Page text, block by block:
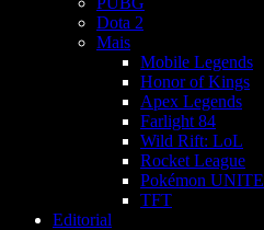
Dota 2
Mais
Mobile Legends
Honor of Kings
Apex Legends
Farlight 84
Wild Rift: LoL
Rocket League
Pokémon UNITE
TFT
Editorial